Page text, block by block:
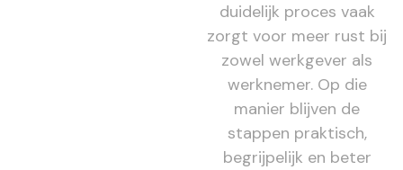
duidelijk proces vaak
zorgt voor meer rust bij
zowel werkgever als
werknemer. Op die
manier blijven de
stappen praktisch,
begrijpelijk en beter